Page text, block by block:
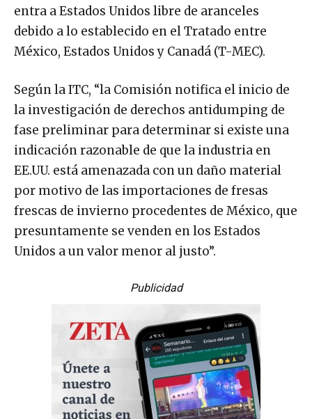
entra a Estados Unidos libre de aranceles
debido a lo establecido en el Tratado entre
México, Estados Unidos y Canadá (T-MEC).
Según la ITC, “la Comisión notifica el inicio de
la investigación de derechos antidumping de
fase preliminar para determinar si existe una
indicación razonable de que la industria en
EE.UU. está amenazada con un daño material
por motivo de las importaciones de fresas
frescas de invierno procedentes de México, que
presuntamente se venden en los Estados
Unidos a un valor menor al justo”.
Publicidad